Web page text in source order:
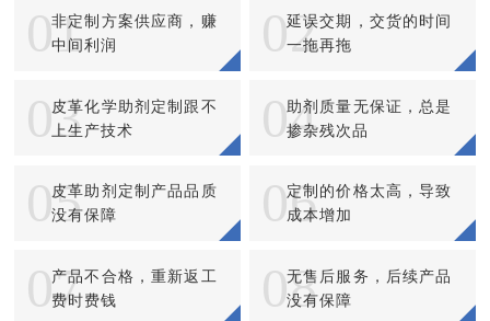
01
非定制方案供应商，赚
中间利润
02
延误交期，交货的时间
一拖再拖
03皮革化学助剂定制跟不
上生产技术
04
助剂质量无保证，总是
掺杂残次品
05
皮革助剂定制产品品质
没有保障
06
定制的价格太高，导致
成本增加
07
产品不合格，重新返工
费时费钱
08
无售后服务，后续产品
没有保障